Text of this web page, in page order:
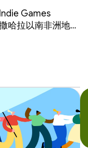
Games
哈拉以南非洲地區